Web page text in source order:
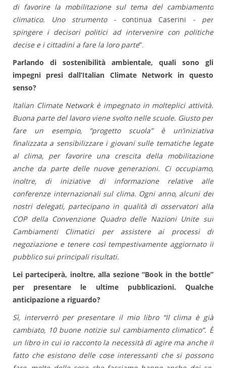
di favorire la mobilitazione sul tema del cambiamento
climatico. Uno strumento -continua Caserini - per
spingere i decisori politici ad intervenire con politiche
decise e i cittadini a fare la loro parte”.
Parlando di sostenibilità ambientale, quali sono gli
impegni presi dall’Italian Climate Network in questo
senso?
Italian Climate Network è impegnato in molteplici attività.
Buona parte del lavoro viene svolto nelle scuole. Giusto per
fare un esempio, “progetto scuola” è un’iniziativa
finalizzata a sensibilizzare i giovani sulle tematiche legate
al clima, per favorire una crescita della mobilitazione
anche da parte delle nuove generazioni. Ci occupiamo,
inoltre, di iniziative di informazione relative alle
conferenze internazionali sul clima. Ogni anno, alcuni dei
nostri delegati, partecipano in qualità di osservatori alla
COP della Convenzione Quadro delle Nazioni Unite sui
Cambiamenti Climatici per assistere ai processi di
negoziazione e tenere così tempestivamente aggiornato il
pubblico sui principali risultati.
Lei parteciperà, inoltre, alla sezione “Book in the bottle”
per presentare le ultime pubblicazioni. Qualche
anticipazione a riguardo?
Sì, interverrò per presentare il mio libro “Il clima è già
cambiato, 10 buone notizie sul cambiamento climatico”. È
un libro in cui io racconto la necessità di agire ma anche il
fatto che esistono delle cose interessanti che si possono